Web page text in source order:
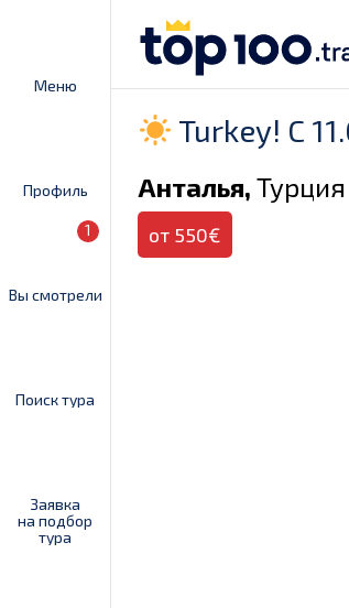
Меню
Профиль
Вы смотрели
1
Поиск тура
Заявка
на подбор
тура
Turkey! C
Анталья, Турция
от 550€